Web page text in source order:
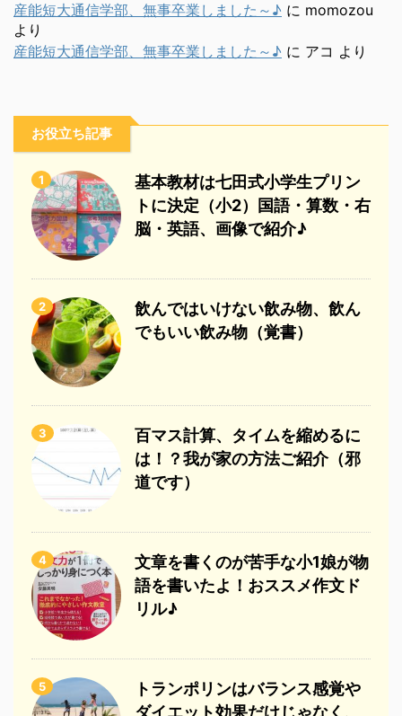
産能短大通信学部、無事卒業しました～♪ に momozou
より
産能短大通信学部、無事卒業しました～♪ に アコ より
お役立ち記事
1
基本教材は七田式小学生プリン
トに決定（小2）国語・算数・右
脳・英語、画像で紹介♪
2
飲んではいけない飲み物、飲ん
でもいい飲み物（覚書）
3
百マス計算、タイムを縮めるに
は！？我が家の方法ご紹介（邪
道です）
4
文章を書くのが苦手な小1娘が物
語を書いたよ！おススメ作文ド
リル♪
5
トランポリンはバランス感覚や
ダイエット効果だけじゃなく、